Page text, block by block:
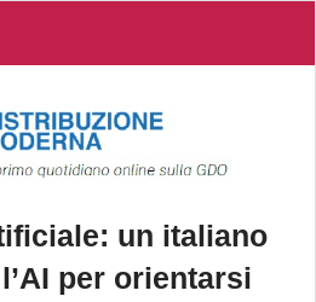
un italiano
per orientarsi